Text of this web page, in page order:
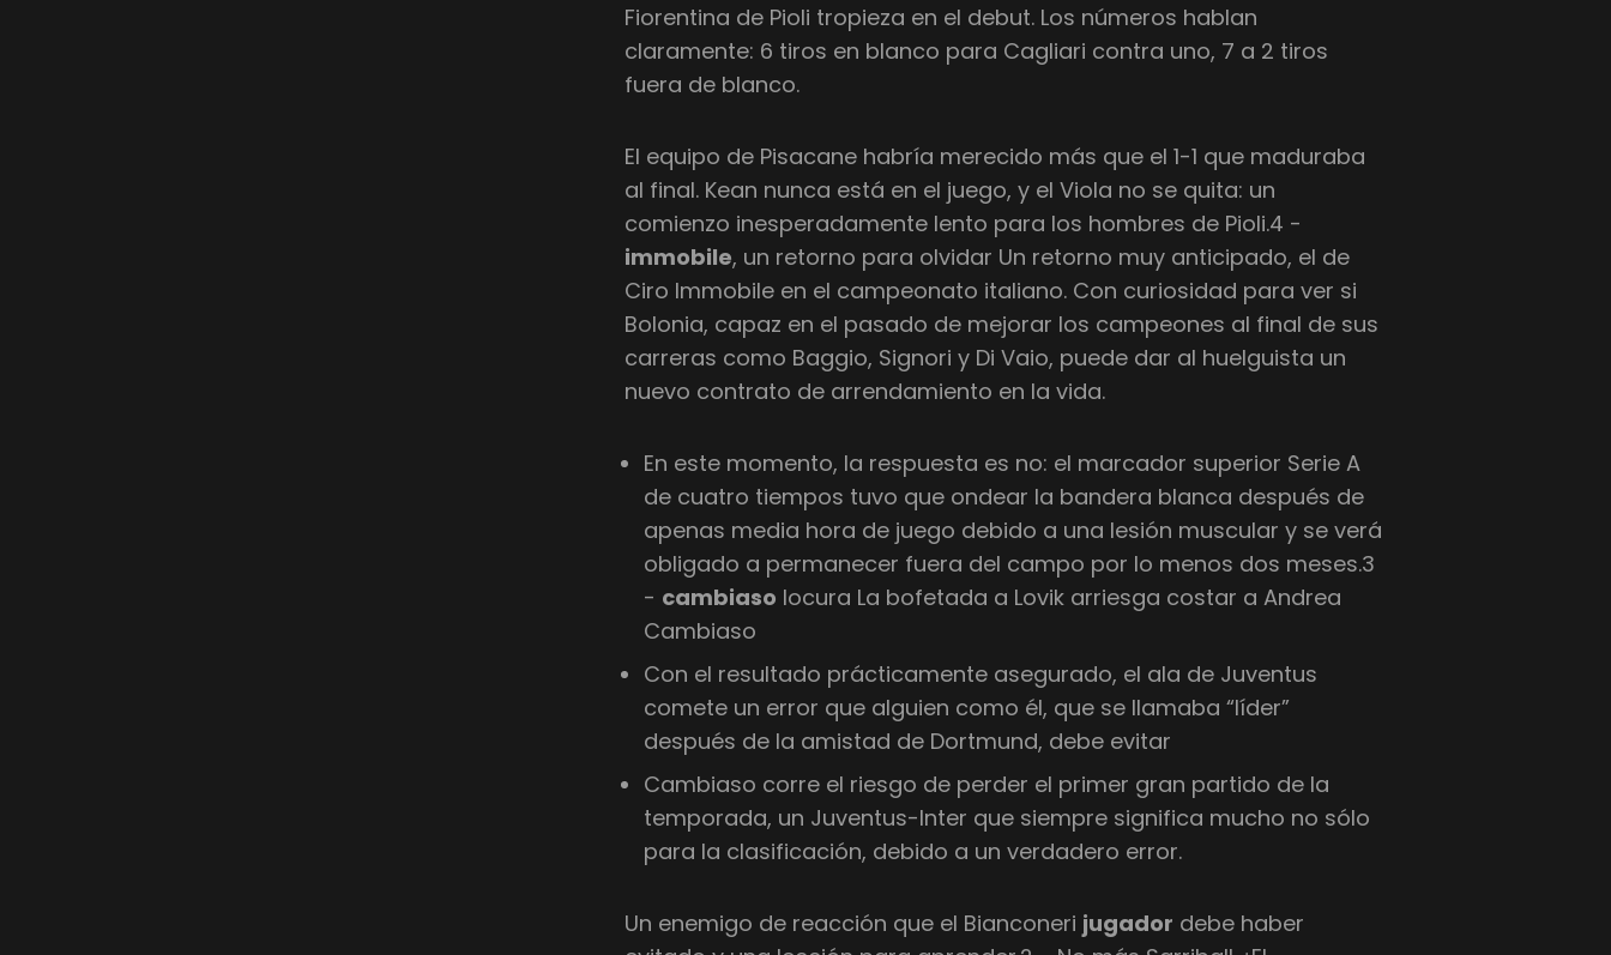
Fiorentina de Pioli tropieza en el debut. Los números hablan
claramente: 6 tiros en blanco para Cagliari contra uno, 7 a 2 tiros
fuera de blanco.
El equipo de Pisacane habría merecido más que el 1-1 que maduraba
al final. Kean nunca está en el juego, y el Viola no se quita: un
comienzo inesperadamente lento para los hombres de Pioli.4 -
immobile, un retorno para olvidar Un retorno muy anticipado, el de
Ciro Immobile en el campeonato italiano. Con curiosidad para ver si
Bolonia, capaz en el pasado de mejorar los campeones al final de sus
carreras como Baggio, Signori y Di Vaio, puede dar al huelguista un
nuevo contrato de arrendamiento en la vida.
En este momento, la respuesta es no: el marcador superior Serie A
de cuatro tiempos tuvo que ondear la bandera blanca después de
apenas media hora de juego debido a una lesión muscular y se verá
obligado a permanecer fuera del campo por lo menos dos meses.3
- cambiaso locura La bofetada a Lovik arriesga costar a Andrea
Cambiaso
Con el resultado prácticamente asegurado, el ala de Juventus
comete un error que alguien como él, que se llamaba “líder”
después de la amistad de Dortmund, debe evitar
Cambiaso corre el riesgo de perder el primer gran partido de la
temporada, un Juventus-Inter que siempre significa mucho no sólo
para la clasificación, debido a un verdadero error.
Un enemigo de reacción que el Bianconeri jugador debe haber